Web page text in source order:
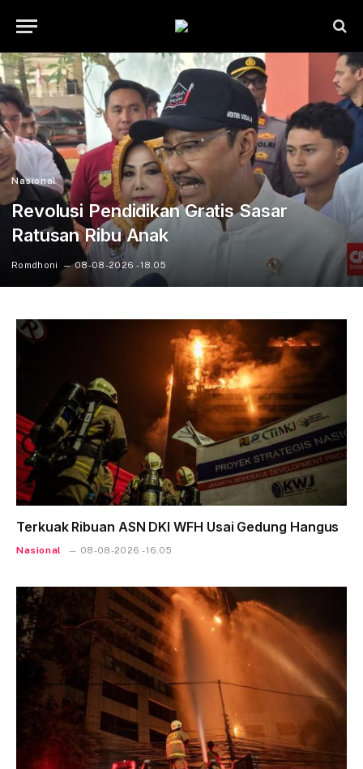
Nasional
Revolusi Pendidikan Gratis Sasar
Ratusan Ribu Anak
Romdhoni 08-08-2026 - 18.05
Terkuak Ribuan ASN DKI WFH Usai Gedung Hangus
Nasional 08-08-2026 - 16.05